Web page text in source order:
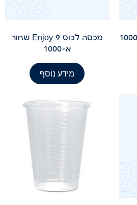
מכסה לכוס 9 Enjoy שחור
א-1000
מידע נוסף